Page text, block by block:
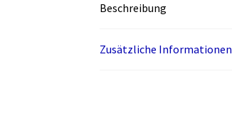
Beschreibung
Zusätzliche Informationen